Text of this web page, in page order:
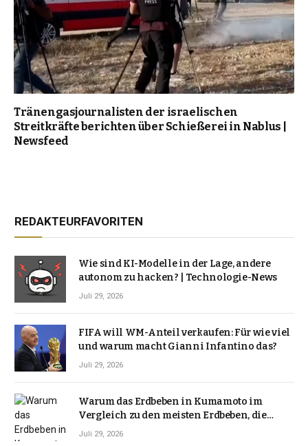
Tränengasjournalisten der israelischen
Streitkräfte berichten über Schießerei in Nablus |
Newsfeed
REDAKTEURFAVORITEN
Wie sind KI-Modelle in der Lage, andere
autonom zu hacken? | Technologie-News
Juli 29, 2026
FIFA will WM-Anteil verkaufen: Für wie viel
und warum macht Gianni Infantino das?
Juli 29, 2026
Warum das Erdbeben in Kumamoto im
Vergleich zu den meisten Erdbeben, die
Japan erschütterten, ungewöhnlich ist
Juli 29, 2026